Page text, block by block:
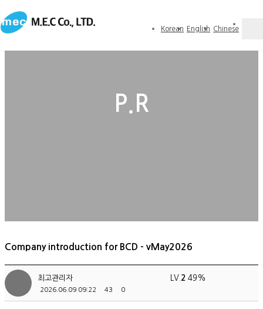
Korean English Chinese
P.R
Company introduction for BCD - vMay2026
최고관리자
2026.06.09 09:22 43 0
LV. 2 49%